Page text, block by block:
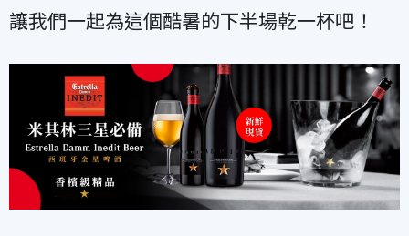
讓我們一起為這個酷暑的下半場乾一杯吧！